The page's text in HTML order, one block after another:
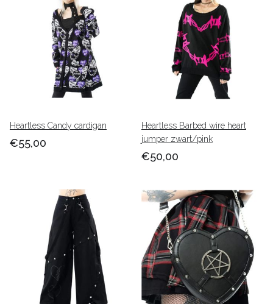
Heartless Candy cardigan
€55,00
Heartless Barbed wire heart
jumper zwart/pink
€50,00